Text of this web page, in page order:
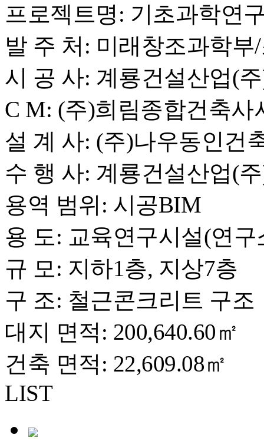
프로젝트명: 기초과학연
발 주 처: 미래창조과학부
시 공 사: 계룡건설산업(
C M: (주)희림종합건축사
설 계 사: (주)나우동인건
수 행 사: 계룡건설산업(
용역 범위: 시공BIM
용 도: 교육연구시설(연구
규 모: 지하1층, 지상7층
구 조: 철근콘크리트 구조
대지 면적: 200,640.60㎡
건축 면적: 22,609.08㎡
LIST